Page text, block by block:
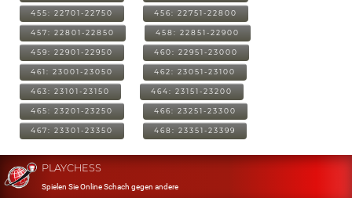
455: 22701-22750 456: 22751-22800
457: 22801-22850 458: 22851-22900
459: 22901-22950 460: 22951-23000
461: 23001-23050 462: 23051-23100
463: 23101-23150 464: 23151-23200
465: 23201-23250 466: 23251-23300
467: 23301-23350 468: 23351-23399
PLAYCHESS
Spielen Sie Online Schach gegen andere